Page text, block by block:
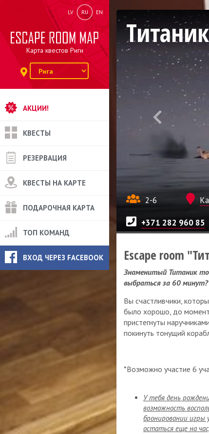
LV RU EN
Карта квестов Риги
АКЦИИ!
КВЕСТЫ
РЕЗЕРВАЦИЯ
КВЕСТЫ НА КАРТЕ
ПОДАРОЧНАЯ КАРТА
ТОП КОМАНД
ВХОД ЧЕРЕЗ FACEBOOK
Титаник
2-6
+371 282 960 85
Escape room
Знаменитый Титаник
выбраться за 60 минут?
Вы счастливчики,
было хорошо, до
пристегнуты
покинуть тонущий
*Возможно участие 6
У тебя день
возможность
бронировании
остаться еще на